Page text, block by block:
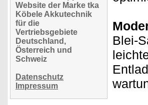
Website der Marke tka
Köbele Akkutechnik
für die
Vertriebsgebiete
Deutschland,
Österreich und
Schweiz
Datenschutz
Impressum
Blei-